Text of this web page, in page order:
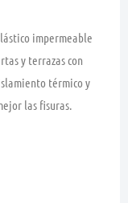
impermeable
y terrazas con
térmico y
las fisuras.